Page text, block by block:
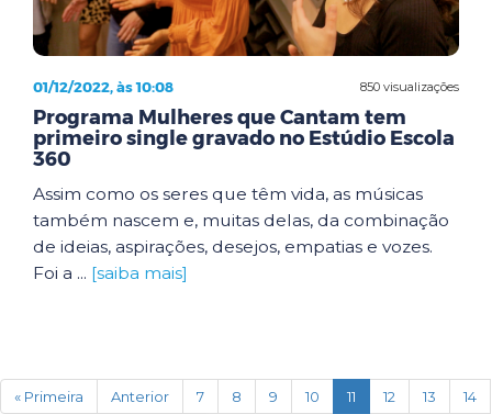
850 visualizações
01/12/2022, às 10:08
Programa Mulheres que Cantam tem
primeiro single gravado no Estúdio Escola
360
Assim como os seres que têm vida, as músicas
também nascem e, muitas delas, da combinação
de ideias, aspirações, desejos, empatias e vozes.
Foi a ... [saiba mais]
« Primeira Anterior 7 8 9 10 11 (current)
12 13
14